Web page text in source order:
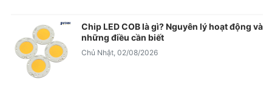
Chip LED COB là gì? Nguyên lý hoạt động và
những điều cần biết
Chủ Nhật, 02/08/2026